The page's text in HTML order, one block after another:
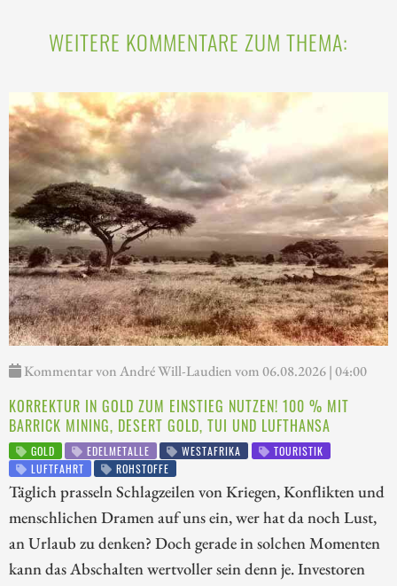
WEITERE KOMMENTARE ZUM THEMA:
Kommentar von André Will-Laudien vom 06.08.2026 | 04:00
KORREKTUR IN GOLD ZUM EINSTIEG NUTZEN! 100 % MIT
BARRICK MINING, DESERT GOLD, TUI UND LUFTHANSA
GOLD EDELMETALLE WESTAFRIKA
TOURISTIK
LUFTFAHRT
ROHSTOFFE
Täglich prasseln Schlagzeilen von Kriegen, Konflikten und
menschlichen Dramen auf uns ein, wer hat da noch Lust,
an Urlaub zu denken? Doch gerade in solchen Momenten
kann das Abschalten wertvoller sein denn je. Investoren